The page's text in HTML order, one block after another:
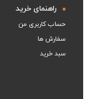
●دارای بخش
●بیش
موجود است
این اشتراک شامل
راهنمای خرید
حساب کاربری من
سفارش ها
سبد خرید